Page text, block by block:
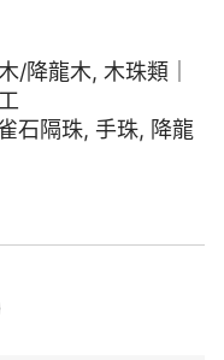
/降龍木, 木珠類｜
石隔珠, 手珠, 降龍